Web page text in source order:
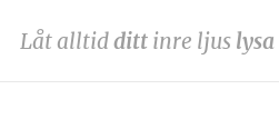
Låt alltidditt inre ljus lysa